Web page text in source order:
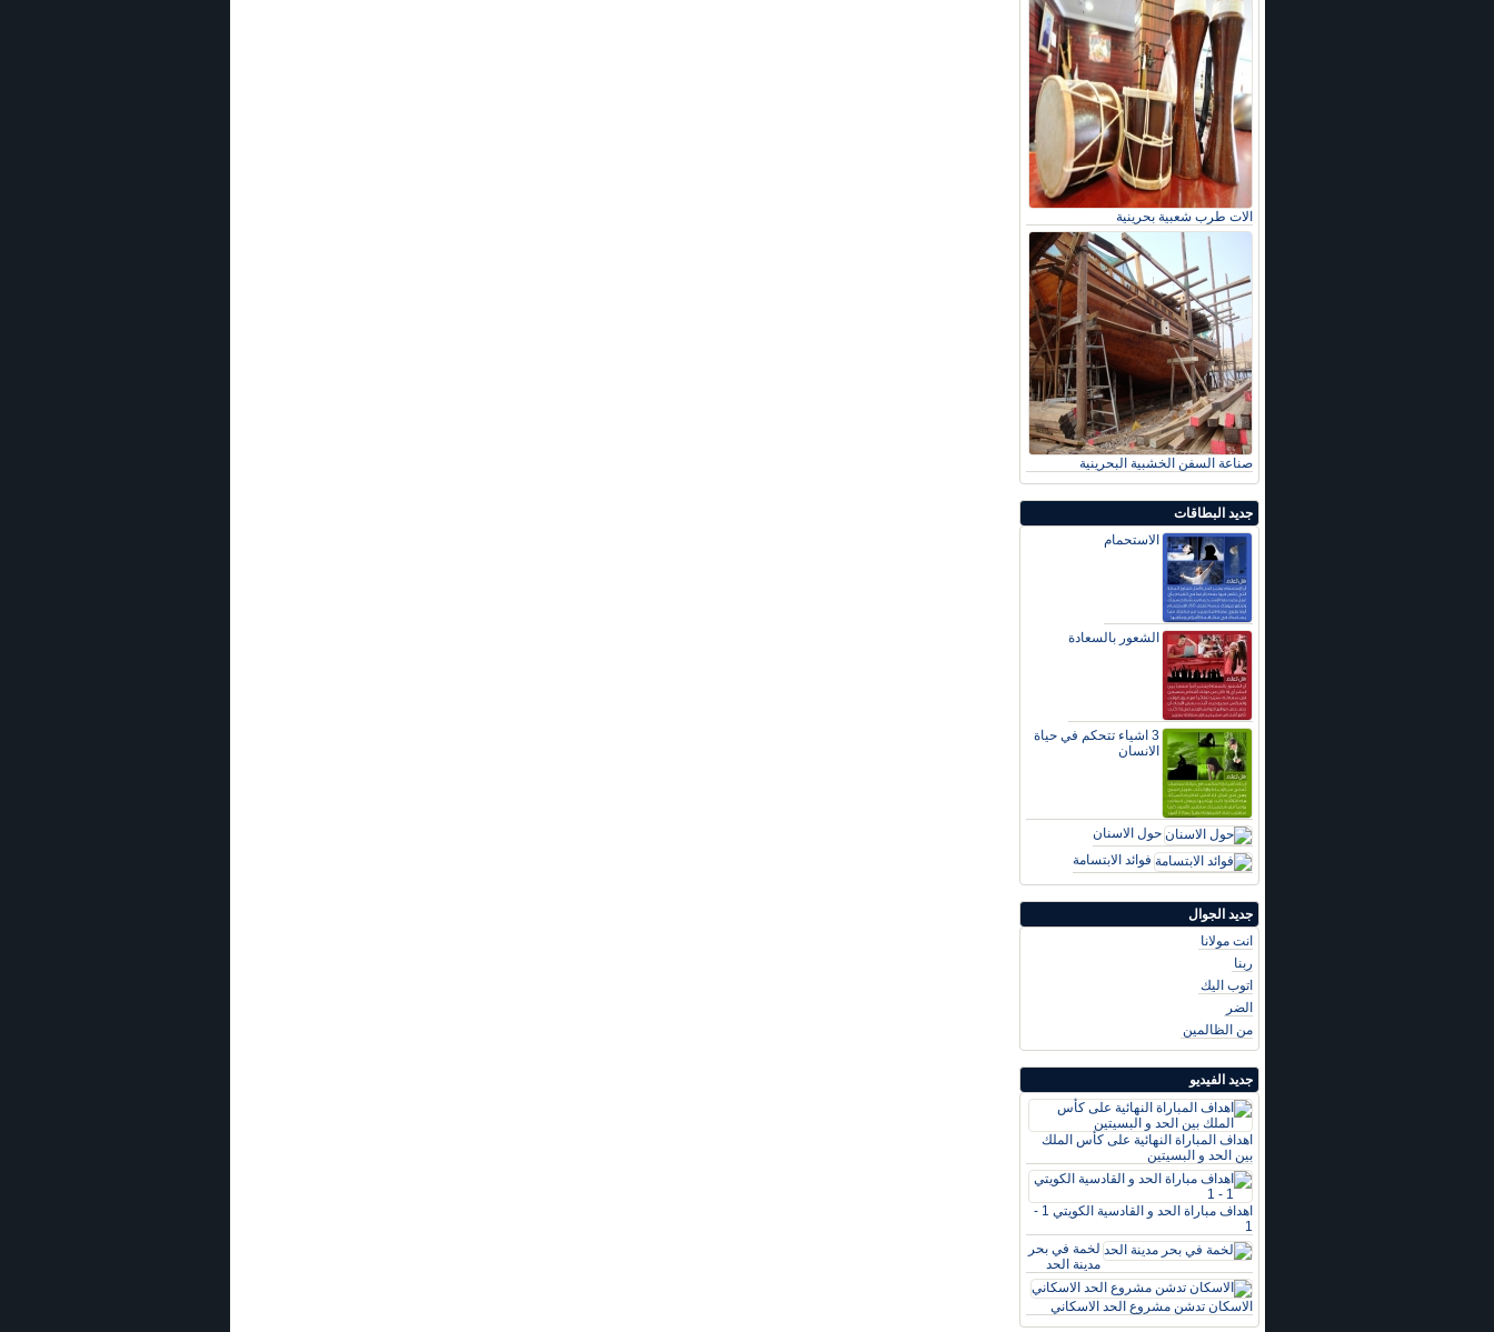
الات طرب شعبية بحرينية
صناعة السفن الخشبية البحرينية
جديد البطاقات
الاستحمام
الشعور بالسعادة
3 اشياء تتحكم في حياة
الانسان
حول الاسنان
فوائد الابتسامة
جديد الجوال
انت مولانا
ربنا
اتوب اليك
الضر
من الظالمين
جديد الفيديو
اهداف المباراة النهائية على كأس الملك
بين الحد و البسيتين
اهداف مباراة الحد و القادسية الكويتي 1 -
1
لخمة في بحر
مدينة الحد
الاسكان تدشن مشروع الحد الاسكاني